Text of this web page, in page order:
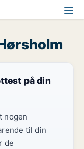
på din
nogen
til din
de